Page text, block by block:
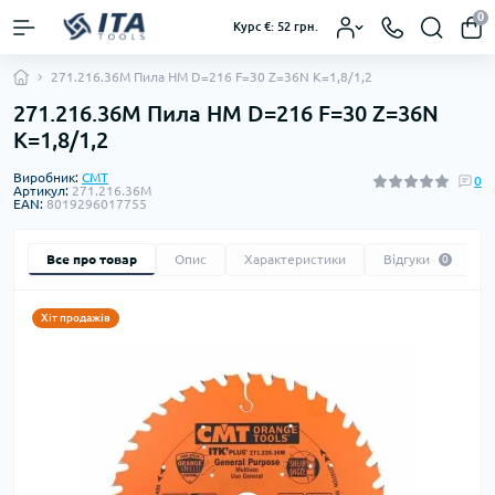
Курс €: 52 грн.
0
271.216.36M Пила HM D=216 F=30 Z=36N K=1,8/1,2
271.216.36M Пила HM D=216 F=30 Z=36N
K=1,8/1,2
Виробник: CMT
Артикул: 271.216.36M
EAN: 8019296017755
0
Все про товар Опис Характеристики Відгуки 0
Хіт продажів